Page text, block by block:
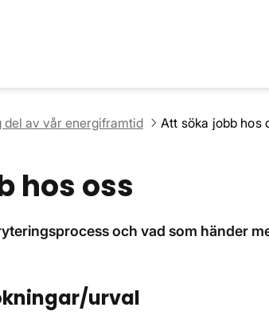
del av vår energiframtid Att söka jobb hos
hos oss
och vad som händer
urval